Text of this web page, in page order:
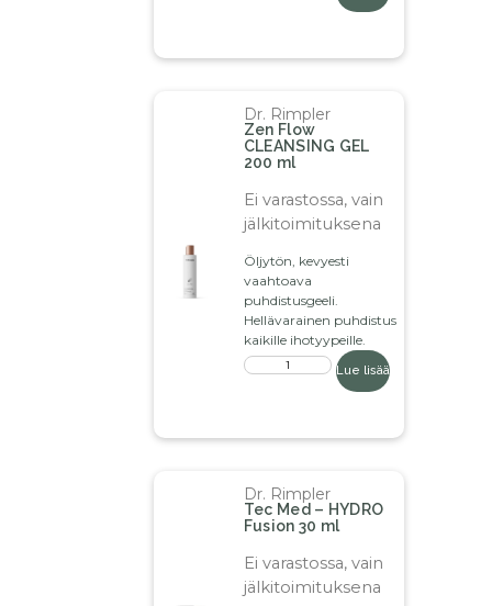
Dr. Rimpler
Zen Flow
CLEANSING GEL
200 ml
Ei varastossa, vain
jälkitoimituksena
Öljytön, kevyesti
vaahtoava
puhdistusgeeli.
Hellävarainen puhdistus
kaikille ihotyypeille.
Lue lisää
Dr. Rimpler
Tec Med – HYDRO
Fusion 30 ml
Ei varastossa, vain
jälkitoimituksena